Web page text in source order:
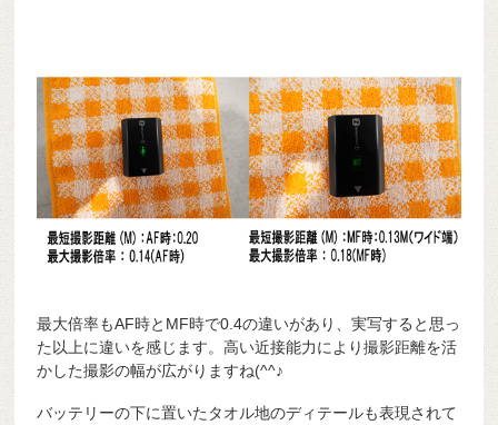
最大倍率もAF時とMF時で0.4の違いがあり、実写すると思っ
た以上に違いを感じます。高い近接能力により撮影距離を活
かした撮影の幅が広がりますね(^^♪
バッテリーの下に置いたタオル地のディテールも表現されて